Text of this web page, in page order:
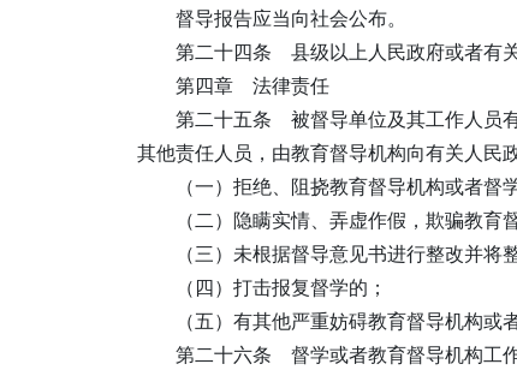
督导报告应当向社会公布。
第二十四条 县级以上人民政府或者有
第四章 法律责任
第二十五条 被督导单位及其工作人员
其他责任人员，由教育督导机构向有关人民
（一）拒绝、阻挠教育督导机构或者督
（二）隐瞒实情、弄虚作假，欺骗教育
（三）未根据督导意见书进行整改并将
（四）打击报复督学的；
（五）有其他严重妨碍教育督导机构或
第二十六条 督学或者教育督导机构工